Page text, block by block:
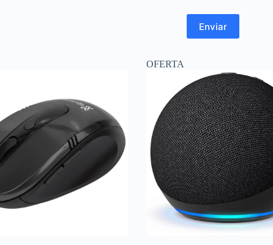
Enviar
OFERTA